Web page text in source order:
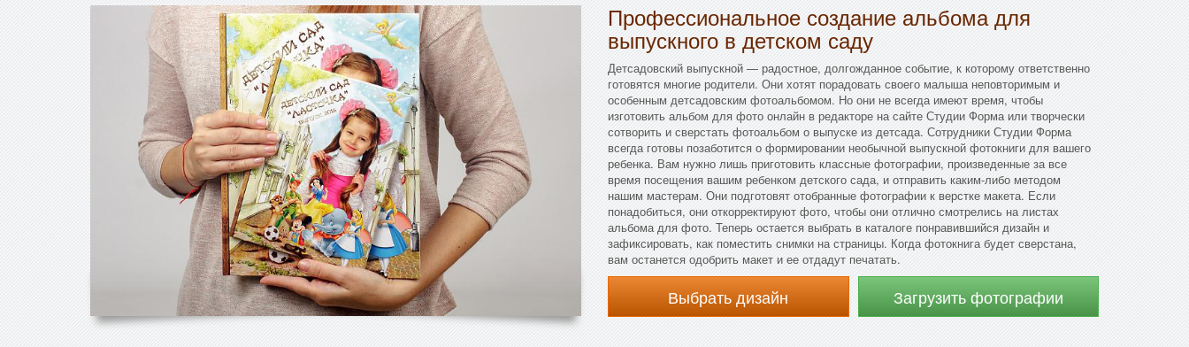
Профессиональное создание альбома для
выпускного в детском саду
Детсадовский выпускной — радостное, долгожданное событие, к которому ответственно
готовятся многие родители. Они хотят порадовать своего малыша неповторимым и
особенным детсадовским фотоальбомом. Но они не всегда имеют время, чтобы
изготовить альбом для фото онлайн в редакторе на сайте Студии Форма или творчески
сотворить и сверстать фотоальбом о выпуске из детсада. Сотрудники Студии Форма
всегда готовы позаботится о формировании необычной выпускной фотокниги для вашего
ребенка. Вам нужно лишь приготовить классные фотографии, произведенные за все
время посещения вашим ребенком детского сада, и отправить каким-либо методом
нашим мастерам. Они подготовят отобранные фотографии к верстке макета. Если
понадобиться, они откорректируют фото, чтобы они отлично смотрелись на листах
альбома для фото. Теперь остается выбрать в каталоге понравившийся дизайн и
зафиксировать, как поместить снимки на страницы. Когда фотокнига будет сверстана,
вам останется одобрить макет и ее отдадут печатать.
Выбрать дизайн Загрузить фотографии